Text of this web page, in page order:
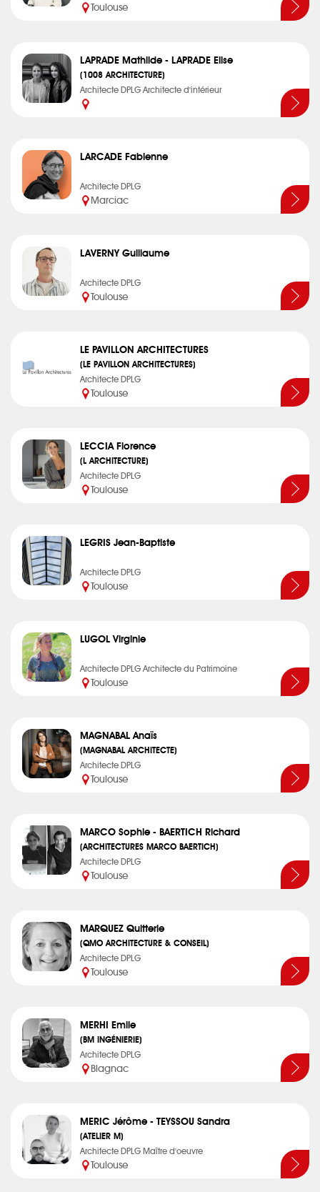
Toulouse
LAPRADE Mathilde - LAPRADE Elise
(1008 ARCHITECTURE)
Architecte DPLG Architecte d'intérieur
LARCADE Fabienne
Architecte DPLG
Marciac
LAVERNY Guillaume
Architecte DPLG
Toulouse
LE PAVILLON ARCHITECTURES
(LE PAVILLON ARCHITECTURES)
Architecte DPLG
Toulouse
LECCIA Florence
(L ARCHITECTURE)
Architecte DPLG
Toulouse
LEGRIS Jean-Baptiste
Architecte DPLG
Toulouse
LUGOL Virginie
Architecte DPLG Architecte du Patrimoine
Toulouse
MAGNABAL Anaïs
(MAGNABAL ARCHITECTE)
Architecte DPLG
Toulouse
MARCO Sophie - BAERTICH Richard
(ARCHITECTURES MARCO BAERTICH)
Architecte DPLG
Toulouse
MARQUEZ Quitterie
(QMO ARCHITECTURE & CONSEIL)
Architecte DPLG
Toulouse
MERHI Emile
(BM INGÉNIERIE)
Architecte DPLG
Blagnac
MERIC Jérôme - TEYSSOU Sandra
(ATELIER M)
Architecte DPLG Maître d'oeuvre
Toulouse